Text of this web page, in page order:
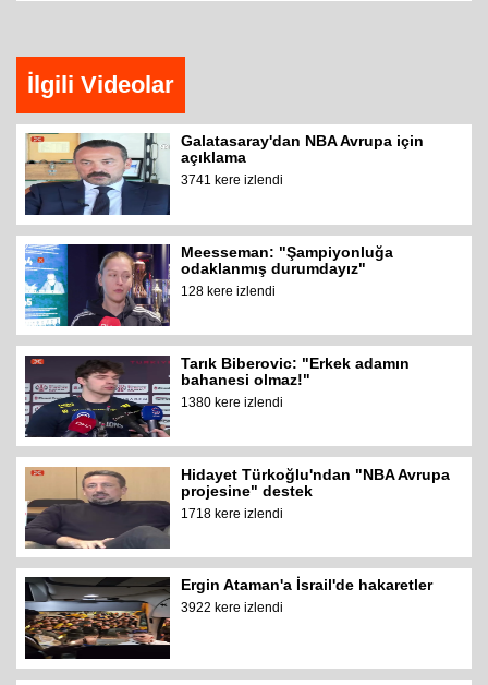
İlgili Videolar
Galatasaray'dan NBA Avrupa için
açıklama
3741 kere izlendi
Meesseman: "Şampiyonluğa
odaklanmış durumdayız"
128 kere izlendi
Tarık Biberovic: "Erkek adamın
bahanesi olmaz!"
1380 kere izlendi
Hidayet Türkoğlu'ndan "NBA Avrupa
projesine" destek
1718 kere izlendi
Ergin Ataman'a İsrail'de hakaretler
3922 kere izlendi